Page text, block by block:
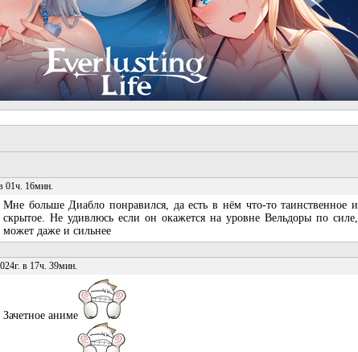
01ч. 16мин.
Мне больше Диабло понравился, да есть в нём что-то таинственное и
скрытое. Не удивлюсь если он окажется на уровне Вельдоры по силе,
может даже и сильнее
в 17ч. 39мин.
Зачетное аниме